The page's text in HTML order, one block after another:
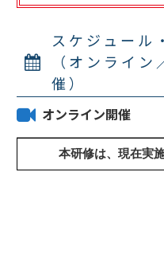
スケジュール
（オンライ
催）
オンライン開催